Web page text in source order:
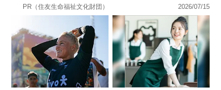
PR（住友生命福祉文化財団） 2026/07/15